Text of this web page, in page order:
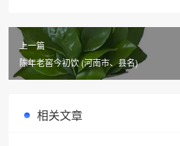
上一篇
陈年老窖今初饮 (河南市、县名)
相关文章